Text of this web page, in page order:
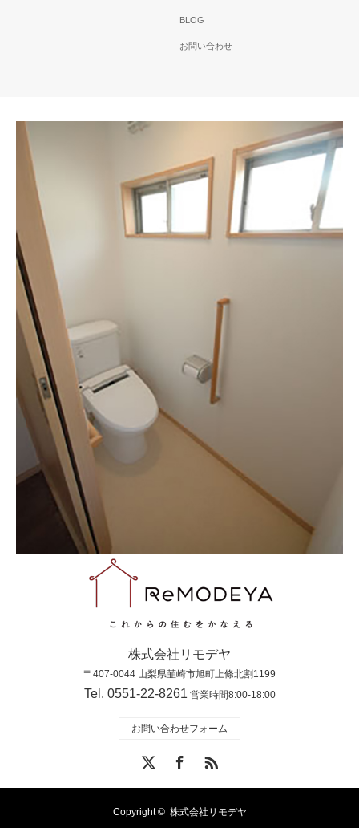
BLOG
お問い合わせ
株式会社リモデヤ
〒407-0044 山梨県韮崎市旭町上條北割1199
Tel. 0551-22-8261 営業時間8:00-18:00
お問い合わせフォーム
RSS
Copyright © 株式会社リモデヤ